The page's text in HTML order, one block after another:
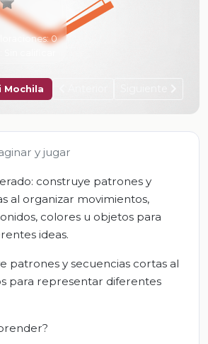
0
Mochila
y jugar
construye patrones y
al organizar movimientos,
colores u objetos para
ideas.
patrones y secuencias cortas al
para representar diferentes